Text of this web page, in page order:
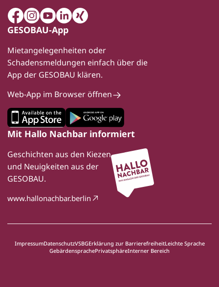
FacebookInstagram
YoutubeLinkedIn
Xing
GESOBAU-App
Mietangelegenheiten oder
Schadensmeldungen einfach über die
App der GESOBAU klären.
Web-App im Browser öffnen
Mit Hallo Nachbar informiert
Geschichten aus den Kiezen
und Neuigkeiten aus der
GESOBAU.
www.hallonachbar.berlin
ImpressumDatenschutzVSBGErklärung zur BarrierefreiheitLeichte Sprache
GebärdensprachePrivatsphäreInterner Bereich